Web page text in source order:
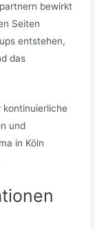
bewirkt
Seiten
entstehen,
das
kontinuierliche
und
in Köln